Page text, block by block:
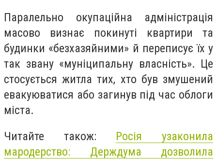
Паралельно окупаційна адміністрація
масово визнає покинуті квартири та
будинки «безхазяйними» й переписує їх у
так звану «муніципальну власність». Це
стосується житла тих, хто був змушений
евакуюватися або загинув під час облоги
міста.
Читайте також: Росія узаконила
мародерство: Держдума дозволила